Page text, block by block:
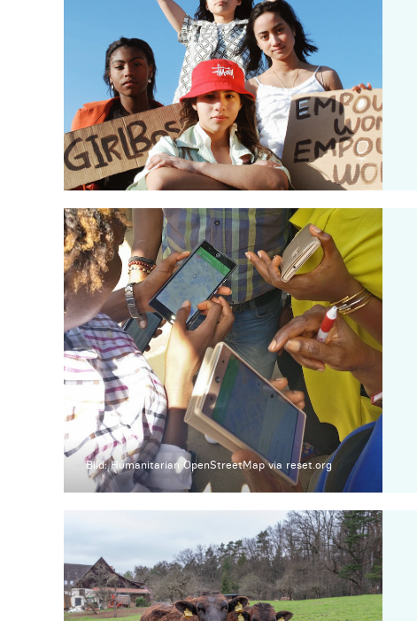
Bild: Humanitarian OpenStreetMap via reset.org